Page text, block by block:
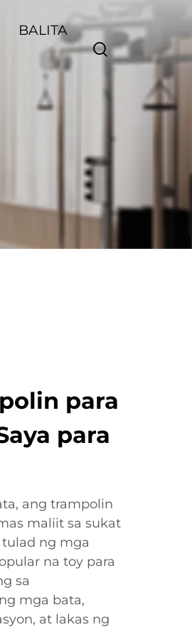
BALITA
para
para
ang trampolin
maliit sa sukat
ng mga
na toy para
sa
mga bata,
at lakas ng